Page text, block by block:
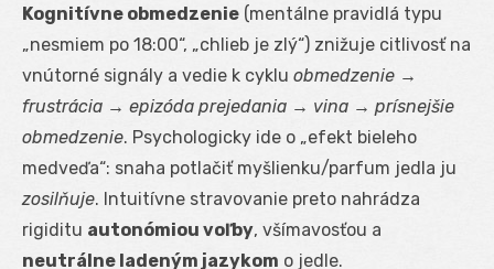
Kognitívne obmedzenie (mentálne pravidlá typu
„nesmiem po 18:00“, „chlieb je zlý“) znižuje citlivosť na
vnútorné signály a vedie k cyklu obmedzenie →
frustrácia → epizóda prejedania → vina → prísnejšie
obmedzenie. Psychologicky ide o „efekt bieleho
medveďa“: snaha potlačiť myšlienku/parfum jedla ju
zosilňuje. Intuitívne stravovanie preto nahrádza
rigiditu autonómiou voľby, všímavosťou a
neutrálne ladeným jazykom o jedle.